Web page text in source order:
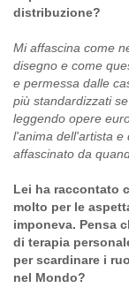
distribuzione?
Mi affascina come
disegno e come
e permessa dalle
più standardizzati
leggendo opere
l'anima dell'artista e
affascinato da
Lei ha raccontato
molto per le
imponeva. Pensa
di terapia
per scardinare i
nel Mondo?